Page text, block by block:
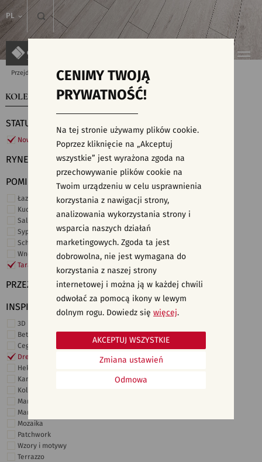
PL
Przejdź do strony głównej Kolekcje
KOLEKCJE WYSZUKIWARKA PŁYTEK
STATUS
Nowości
RYNEK
POMIESZCZENIE
Łazienka
Kuchnia
Salon i hol
Sypialnia
Schody
Wnętrza komercyjne
Taras i ogród
PRZEZNACZENIE
INSPIRACJE
3D i struktury
Beton
Cegiełki
Drewno
Heksagonalne
Kamień
Kolor
Marmur
Marokańskie
Mozaika
Patchwork
Wzory i motywy
Terrazzo
CENIMY TWOJĄ
PRYWATNOŚĆ!
Na tej stronie używamy plików cookie.
Poprzez kliknięcie na „Akceptuj
wszystkie” jest wyrażona zgoda na
przechowywanie plików cookie na
Twoim urządzeniu w celu usprawnienia
korzystania z nawigacji strony,
analizowania wykorzystania strony i
wsparcia naszych działań
marketingowych. Zgoda ta jest
dobrowolna, nie jest wymagana do
korzystania z naszej strony
internetowej i można ją w każdej chwili
odwołać za pomocą ikony w lewym
dolnym rogu. Dowiedz się więcej.
Odmowa
Zmiana ustawień
AKCEPTUJ WSZYSTKIE